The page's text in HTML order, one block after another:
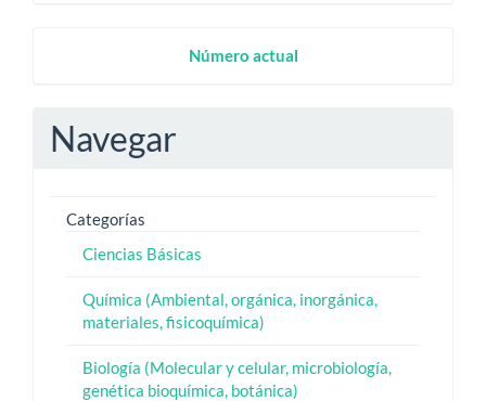
Número actual
Navegar
Categorías
Ciencias Básicas
Química (Ambiental, orgánica, inorgánica,
materiales, fisicoquímica)
Biología (Molecular y celular, microbiología,
genética bioquímica, botánica)